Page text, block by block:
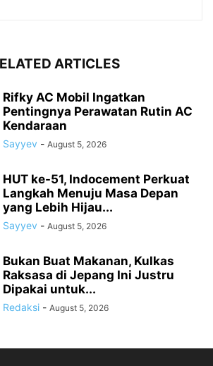
ARTICLES
Rifky AC Mobil Ingatkan
Pentingnya Perawatan Rutin AC
Kendaraan
Sayyev - August 5, 2026
HUT ke-51, Indocement Perkuat
Langkah Menuju Masa Depan
yang Lebih Hijau...
Sayyev - August 5, 2026
Bukan Buat Makanan, Kulkas
Raksasa di Jepang Ini Justru
Dipakai untuk...
Redaksi - August 5, 2026